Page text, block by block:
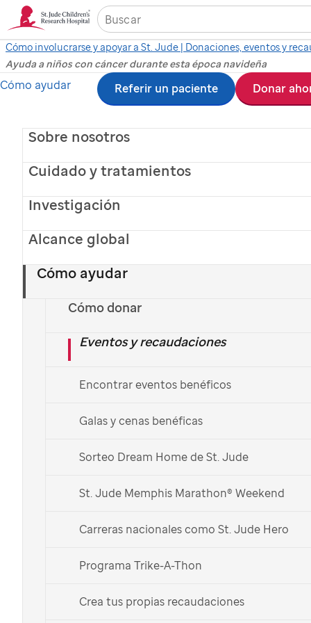
Ir
contenido
Sobre nosotros
Cuidado y tratamientos
Investigación
Alcance global
Cómo ayudar
Cómo donar
Eventos y recaudaciones
Encontrar eventos benéficos
Galas y cenas benéficas
Sorteo Dream Home de St. Jude
St. Jude Memphis Marathon® Weekend
Carreras nacionales como St. Jude Hero
Programa Trike-A-Thon
Crea tus propias recaudaciones
Cómo ayudar Referir un paciente Donar
Cómo involucrarse y apoyar a St. Jude | Donaciones, eventos y
Ayuda a niños con cáncer durante esta época navideña
Comparte la alegría con
donaciones navideñas y
regalos
En esta Navidad, ofrece a los niños el
regalo más valioso: la esperanza de una
Hacer una donación
Explorar más formas de donar